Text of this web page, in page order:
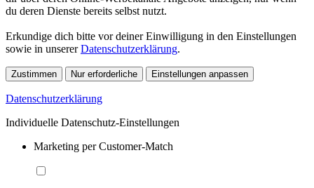
du deren Dienste bereits selbst nutzt.
Erkundige dich bitte vor deiner Einwilligung in den Einstellungen
sowie in unsererDatenschutzerklärung.
Zustimmen Nur erforderliche Einstellungen anpassen
Datenschutzerklärung
Individuelle Datenschutz-Einstellungen
Marketing per Customer-Match